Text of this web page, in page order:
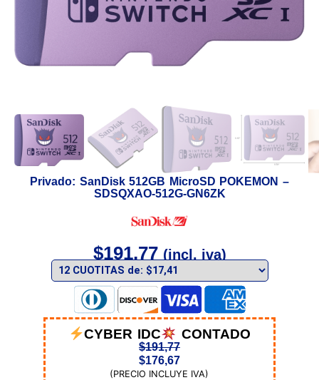
Privado: SanDisk 512GB MicroSD POKEMON –
SDSQXAO-512G-GN6ZK
$191,77 (incl. iva)
CYBER IDC CONTADO
$191,77
$176,67
(PRECIO INCLUYE IVA)